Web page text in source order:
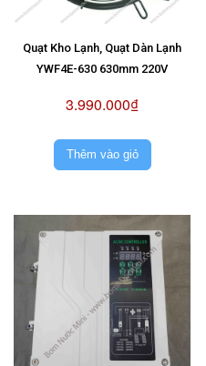
Quạt Kho Lạnh, Quạt Dàn Lạnh
YWF4E-630 630mm 220V
3.990.000₫
Thêm vào giỏ